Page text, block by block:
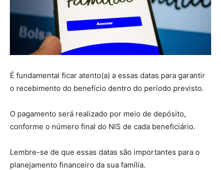
É fundamental ficar atento(a) a essas datas para garantir
o recebimento do benefício dentro do período previsto.
O pagamento será realizado por meio de depósito,
conforme o número final do NIS de cada beneficiário.
Lembre-se de que essas datas são importantes para o
planejamento financeiro da sua família.